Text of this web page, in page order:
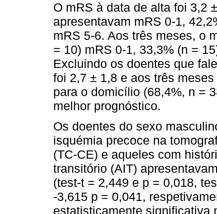
O mRS à data de alta foi 3,2
apresentavam mRS 0-1,
mRS 5-6. Aos três meses, o
= 10) mRS 0-1, 33,3% (n =
Excluindo os doentes que
foi 2,7 ± 1,8 e aos três
para o domicílio (68,4%, n =
melhor prognóstico.
Os doentes do sexo
isquémia precoce na
(TC-CE) e aqueles com
transitório (AIT)
(test-t = 2,449 e p = 0,018,
-3,615 p = 0,041,
estatisticamente significativa